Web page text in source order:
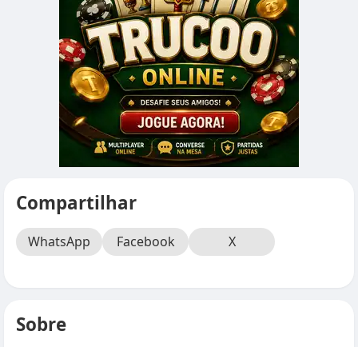
Compartilhar
WhatsApp Facebook X
Sobre